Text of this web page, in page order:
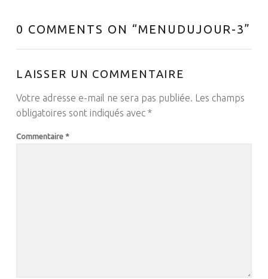
0 COMMENTS ON “MENUDUJOUR-3”
LAISSER UN COMMENTAIRE
Votre adresse e-mail ne sera pas publiée. Les champs
obligatoires sont indiqués avec *
Commentaire *